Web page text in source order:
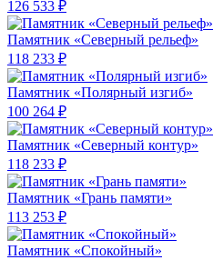
126 533 ₽
Памятник «Северный рельеф»
118 233 ₽
Памятник «Полярный изгиб»
100 264 ₽
Памятник «Северный контур»
118 233 ₽
Памятник «Грань памяти»
113 253 ₽
Памятник «Спокойный»